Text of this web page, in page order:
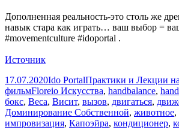
Дополненная реальность-это столь же
навык стара как играть… ваш выбор =
#movementculture #idoportal .
Источник
Опубликовано
17.07.2020Автор
Ido PortalРубрики
Практики и Лекции
фильмМетки
Floreio Искусства, handbalance,
бокс, Веса, Висит, вызов, двигаться,
Доминирование Собственной, животное,
импровизация, Капоэйра, кондиционер,